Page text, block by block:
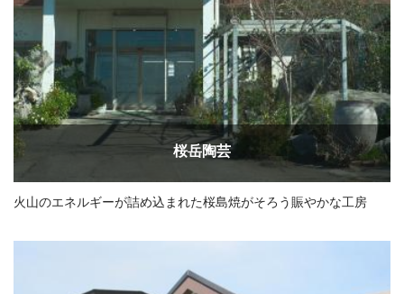
桜岳陶芸
火山のエネルギーが詰め込まれた桜島焼がそろう賑やかな工房